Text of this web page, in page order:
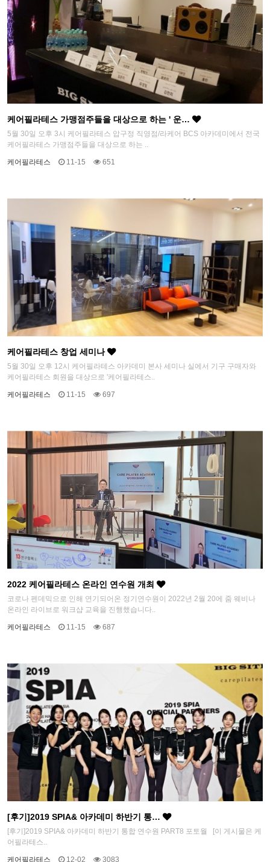
케어필라테스 가맹점주들을 대상으로 하는 ' 운…
5월 30일 오후 3시 케어필라테스 압구정 직영점/라케어 BCS 아카데미에서 전국
케어필라테스 가맹점주들을 대상으로 하는 ..
케어필라테스 11-15 651
케어필라테스 창업 세미나
5월 30일 오후 12시 케어필라테스 아카데미 본사 세미나 실에서 기구 구매자와
케어필라테스 회원을 대상으로 '케어필라테스..
케어필라테스 11-15 697
2022 케어필라테스 온라인 연수원 개최
코로나 펜데믹으로 인해 연기되어온 정기연수원이 2022년 2월 20에 줌 웨비나
온라인 라이브로 워크샵 교육을 진행했습니다..
케어필라테스 11-15 687
[후기]2019 SPIA& 아카데미 하반기 통…
[후기]2019 SPIA& 아카데미 하반기 통합 연수원 PART8 포토월 [이 게시물은 케
어필라테스..
케어필라테스 12-02 3083